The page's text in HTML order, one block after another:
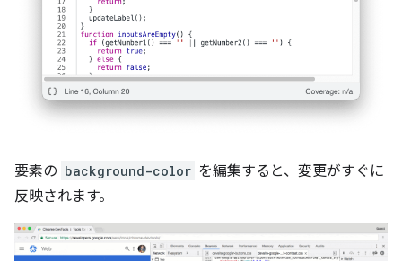
要素の background-color を編集すると、変更がすぐに
反映されます。